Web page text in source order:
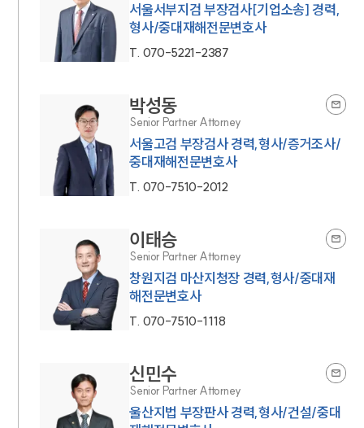
서울서부지검 부장검사[기업소송] 경력,
형사/중대재해전문변호사
T. 070-5221-2387
박성동
Senior Partner Attorney
서울고검 부장검사 경력,형사/증거조사/
중대재해전문변호사
T. 070-7510-2012
이태승
Senior Partner Attorney
창원지검 마산지청장 경력,형사/중대재
해전문변호사
T. 070-7510-1118
신민수
Senior Partner Attorney
울산지법 부장판사 경력,형사/건설/중대